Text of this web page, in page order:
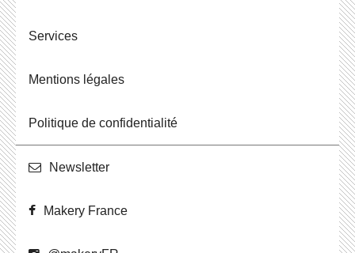
Ser­vices
Men­tions légales
Po­li­tique de confidentialité
News­let­ter
Makery France